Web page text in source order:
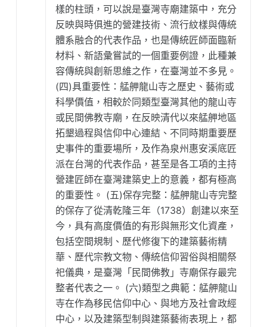
樣的柱頭，可以說是臺灣寺廟建築中，充分
反映與時俱進的營建技術、流行紋樣與傳統
體系融合的代表作品，也是傳統匠師面臨新
材料、新語彙嘗試的一個重要例證，此種兼
容傳統與創新思維之作，在臺灣並不多見。
(四)具重要性：艋舺龍山寺之歷史、藝術或
科學價值，相較於同類型臺灣其他的龍山寺
或民間佛教寺廟，在反映清代以來艋舺地區
拓墾過程與信仰中心連結、不同時期重要歷
史事件的重要場所，及作為泉州惠安溪底匠
派在台灣的代表作品，甚至是各工項的主持
營建匠師在臺灣建築史上的意義，都有極高
的重要性。 (五)保存完整：艋舺龍山寺完整
的保存了從清乾隆三年（1738）創建以來至
今，具有高度價值的有形與無形文化資產，
包括空間規制、歷代修復下的建築藝術精
華、歷代宗教文物、傳統信仰習俗與相關祭
祀儀典，是臺灣「民間佛教」寺廟保存最完
整者代表之一。 (六)類型之典範：艋舺龍山
寺在作為移民信仰中心、與地方及社會政經
中心，以及建築型制與建築藝術表現上，都